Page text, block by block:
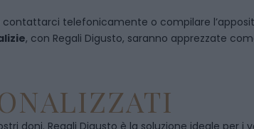
contattarci telefonicamente o compilare
, con Regali Digusto, saranno apprezzate
doni. Regali Digusto è la soluzione ideale per i